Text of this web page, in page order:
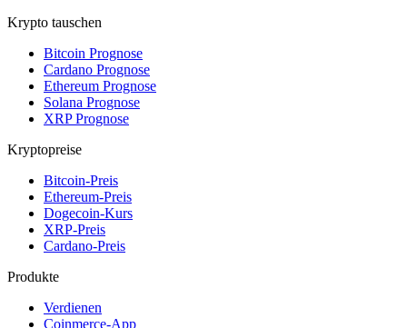
Krypto tauschen
Bitcoin Prognose
Cardano Prognose
Ethereum Prognose
Solana Prognose
XRP Prognose
Kryptopreise
Bitcoin-Preis
Ethereum-Preis
Dogecoin-Kurs
XRP-Preis
Cardano-Preis
Produkte
Verdienen
Coinmerce-App